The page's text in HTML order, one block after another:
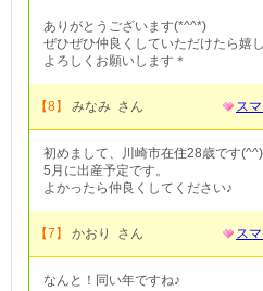
ありがとうございます(*^^*)
ぜひぜひ仲良くしていただけたら嬉
よろしくお願いします＊
【8】 みなみ さん ス
初めまして、川崎市在住28歳です(^^)
5月に出産予定です。
よかったら仲良くしてください♪
【7】 かおり さん ス
なんと！同い年ですね♪